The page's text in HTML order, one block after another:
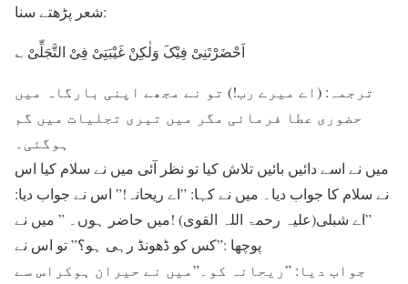
شعر پڑھتے سنا:
؎ اَحْضَرْتَنِیْ فِیْکَ وَلٰکِنْ غَیْبَتِیْ فِیْ التَّجَلِّیْ
ترجمہ: (اے میرے رب!) تو نے مجھے اپنی بارگاہ میں
حضوری عطا فرمائی مگر میں تیری تجلیات میں گم
ہوگئی۔
میں نے اسے دائیں بائیں تلاش کیا تو نظر آئی میں نے سلام کیا اس
نے سلام کا جواب دیا۔ میں نے کہا: ”اے ریحانہ!” اس نے جواب دیا:
”اے شبلی(علیہ رحمۃ اللہ القوی) !میں حاضر ہوں۔ ” میں نے
پوچھا :”کس کو ڈھونڈ رہی ہو؟” تو اس نے
جواب دیا: ”ریحانہ کو۔”میں نے حیران ہوکراس سے